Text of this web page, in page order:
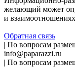
желающий может
и
Обратная связь
| По вопросам
info@paparazzi.ru
| По вопросам